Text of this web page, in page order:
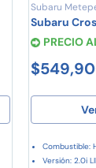
Subaru
Subaru
PRECIO
Combustible:
Versión: 2.0i